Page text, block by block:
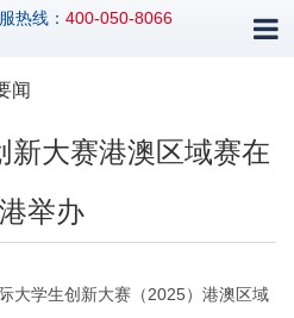
热线： 400-050-8066
闻
新大赛港澳区域赛在
举办
学生创新大赛（2025）港澳区域